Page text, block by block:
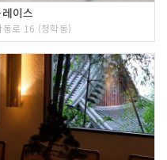
이스
동로 16 (청학동)